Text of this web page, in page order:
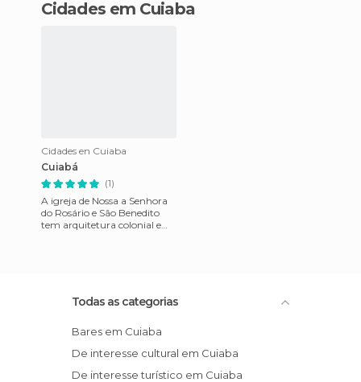
cidades em Cuiaba
Cidades en Cuiaba
Cuiabá
(1)
A igreja de Nossa a Senhora
do Rosário e São Benedito
tem arquitetura colonial e
Todas as categorias
Bares em Cuiaba
De interesse cultural em Cuiaba
De interesse turístico em Cuiaba